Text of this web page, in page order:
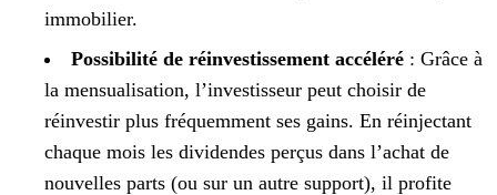
immobilier.
Possibilité de réinvestissement accéléré : Grâce à
la mensualisation, l’investisseur peut choisir de
réinvestir plus fréquemment ses gains. En réinjectant
chaque mois les dividendes perçus dans l’achat de
nouvelles parts (ou sur un autre support), il profite